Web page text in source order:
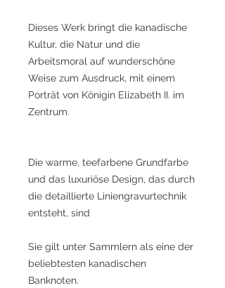
Dieses Werk bringt die kanadische
Kultur, die Natur und die
Arbeitsmoral auf wunderschöne
Weise zum Ausdruck, mit einem
Porträt von Königin Elizabeth II. im
Zentrum.
Die warme, teefarbene Grundfarbe
und das luxuriöse Design, das durch
die detaillierte Liniengravurtechnik
entsteht, sind
Sie gilt unter Sammlern als eine der
beliebtesten kanadischen
Banknoten.